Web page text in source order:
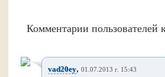
Комментарии пользователей
vad20ey, 01.07.2013 г. 15:43